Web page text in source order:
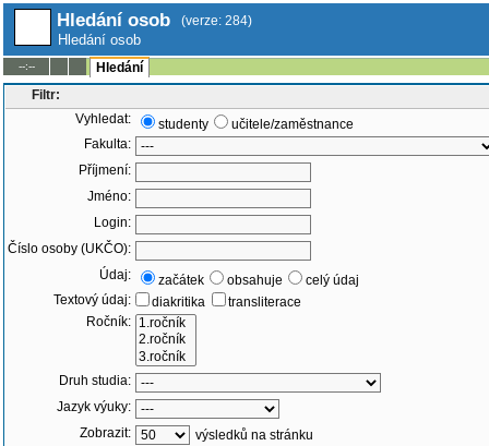
Hledání osob (verze: 284)
Hledání osob
--:--
Hledání
Filtr:
Vyhledat:
studenty
učitele/zaměstnance
Fakulta:
Příjmení:
Jméno:
Login:
Číslo osoby (UKČO):
Údaj:
začátek obsahuje
celý údaj
Textový údaj:
diakritika
transliterace
Ročník:
Druh studia:
Jazyk výuky:
Zobrazit:
výsledků na stránku